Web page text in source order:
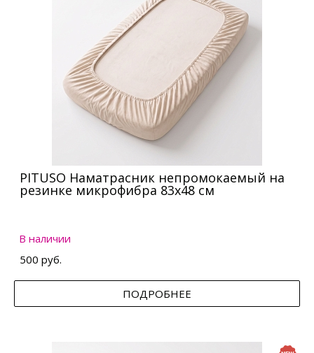
PITUSO Наматрасник непромокаемый на
резинке микрофибра 83х48 см
В наличии
500 руб.
ПОДРОБНЕЕ